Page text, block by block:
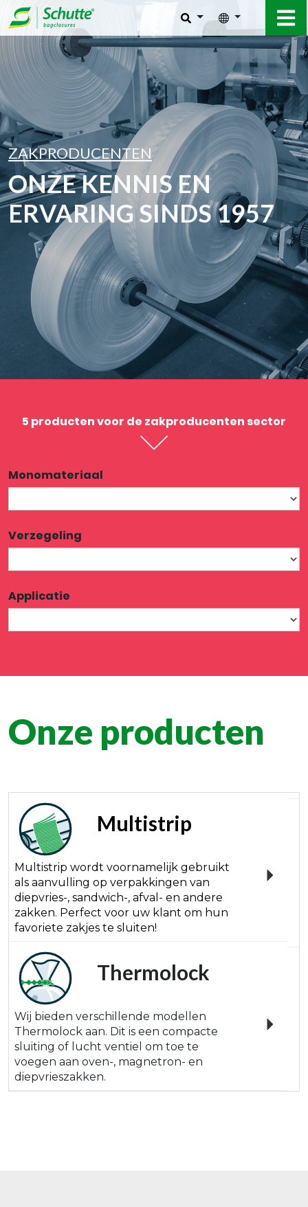
ZAKPRODUCENTEN
ONZE KENNIS EN
ERVARING SINDS 1957
5 producten voor de zakproducenten sector
Monomateriaal
Verzegeling
Applicatie
Onze producten
Multistrip
Multistrip wordt voornamelijk gebruikt
als aanvulling op verpakkingen van
diepvries-, sandwich-, afval- en andere
zakken. Perfect voor uw klant om hun
favoriete zakjes te sluiten!
Thermolock
Wij bieden verschillende modellen
Thermolock aan. Dit is een compacte
sluiting of lucht ventiel om toe te
voegen aan oven-, magnetron- en
diepvrieszakken.